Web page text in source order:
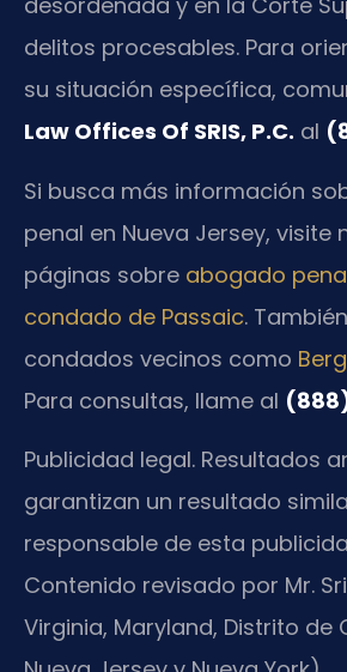
delitos procesables. Para
su situación específica,
Law Offices Of SRIS, P.C. al
Si busca más información
penal en Nueva Jersey, visite
páginas sobre abogado
condado de Passaic.
condados vecinos como
Para consultas, llame al
Publicidad legal. Resultados
garantizan un resultado
responsable de esta
Contenido revisado por Mr.
Virginia, Maryland, Distrito de